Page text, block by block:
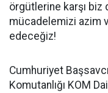
örgütlerine karşı biz
mücadelemizi azim
edeceğiz!
Cumhuriyet
Komutanlığı KOM